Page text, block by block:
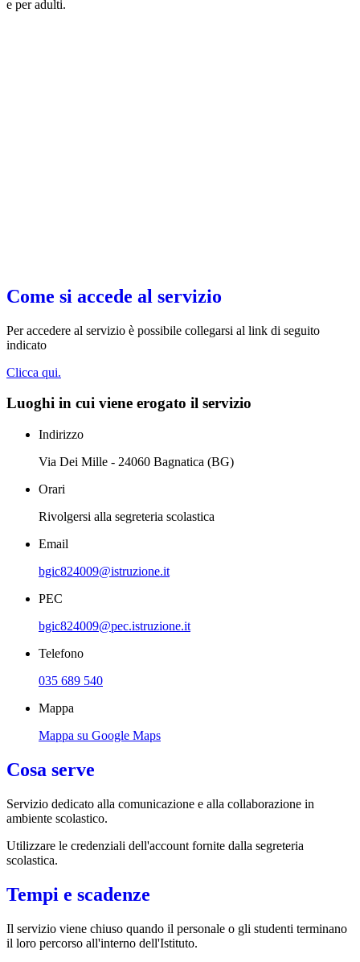
e per adulti.
Come si accede al servizio
Per accedere al servizio è possibile collegarsi al link di seguito
indicato
Clicca qui.
Luoghi in cui viene erogato il servizio
Indirizzo
Via Dei Mille - 24060 Bagnatica (BG)
Orari
Rivolgersi alla segreteria scolastica
Email
bgic824009@istruzione.it
PEC
bgic824009@pec.istruzione.it
Telefono
035 689 540
Mappa
Mappa su Google Maps
Cosa serve
Servizio dedicato alla comunicazione e alla collaborazione in
ambiente scolastico.
Utilizzare le credenziali dell'account fornite dalla segreteria
scolastica.
Tempi e scadenze
Il servizio viene chiuso quando il personale o gli studenti terminano
il loro percorso all'interno dell'Istituto.